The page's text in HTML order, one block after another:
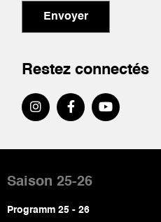
Envoyer
Restez connectés
de
page
Saison 25-26
Programm 25 - 26